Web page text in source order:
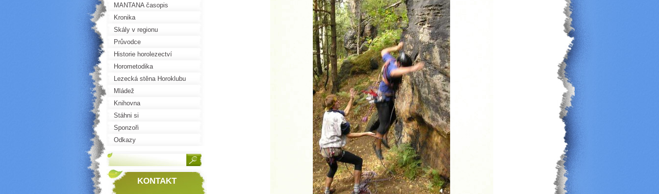
MANTANA časopis
Kronika
Skály v regionu
Průvodce
Historie horolezectví
Horometodika
Lezecká stěna Horoklubu
Mládež
Knihovna
Stáhni si
Sponzoři
Odkazy
KONTAKT